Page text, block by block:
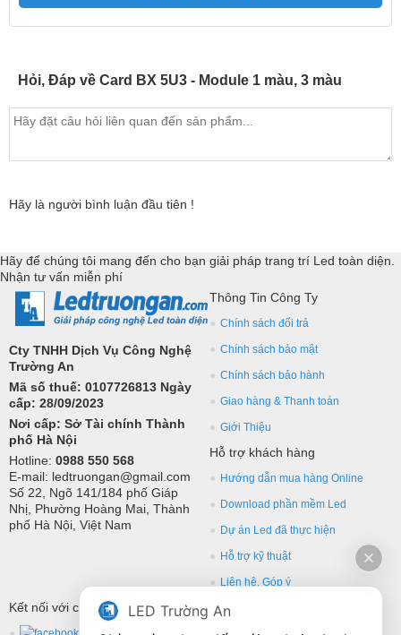
Hỏi, Đáp về Card BX 5U3 - Module 1 màu, 3 màu
Hãy là người bình luận đầu tiên !
Hãy để chúng tôi mang đến cho bạn giải pháp trang trí Led toàn diện.
Nhận tư vấn miễn phí
Cty TNHH Dịch Vụ Công Nghệ
Trường An
Mã số thuế: 0107726813 Ngày
cấp: 28/09/2023
Nơi cấp: Sở Tài chính Thành
phố Hà Nội
Hotline: 0988 550 568
E-mail: ledtruongan@gmail.com
Số 22, Ngõ 141/184 phố Giáp
Nhị, Phường Hoàng Mai, Thành
phố Hà Nội, Việt Nam
Thông Tin Công Ty
Chính sách đổi trả
Chính sách bảo mật
Chính sách bảo hành
Giao hàng & Thanh toán
Giới Thiệu
Hỗ trợ khách hàng
Hướng dẫn mua hàng Online
Download phần mềm Led
Dự án Led đã thực hiện
Hỗ trợ kỹ thuật
Liên hệ, Góp ý
Kết nối với chúng tôi
LED Trường An